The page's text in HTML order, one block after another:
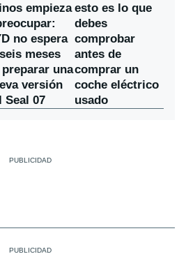
empieza
no espera
meses
preparar una
versión
Seal 07
esto es lo que
debes
comprobar
antes de
comprar un
coche eléctrico
usado